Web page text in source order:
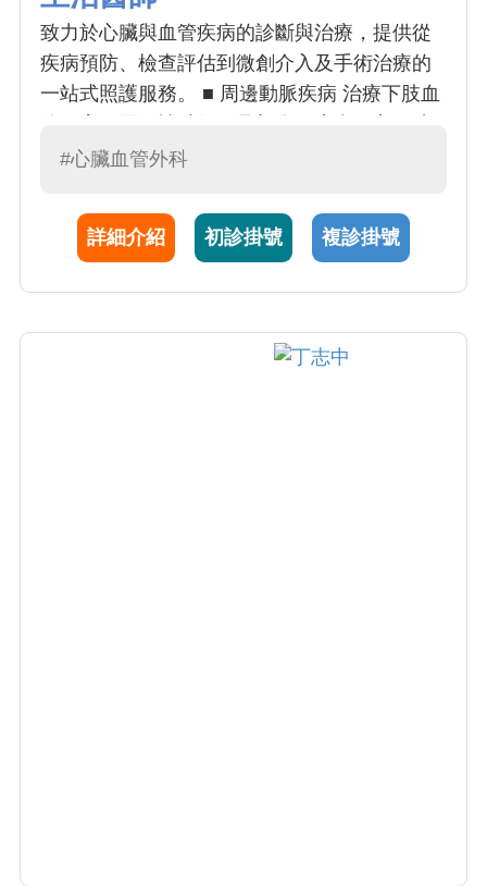
致力於心臟與血管疾病的診斷與治療，提供從
疾病預防、檢查評估到微創介入及手術治療的
一站式照護服務。 ■ 周邊動脈疾病 治療下肢血
尿病足及肢體缺血等問題，透過藥物、血管擴
靜脈疾病 包括靜脈曲張、下肢腫脹、慢性靜脈
功能不全及深層靜脈血栓等，提供微創治療與
洗腎品質並延長通路使用壽命。 ■ 主動脈疾病
診治胸主動脈瘤、腹主動脈瘤、主動脈剝離等
#心臟血管外科
詳細介紹 初診掛號 複診掛號